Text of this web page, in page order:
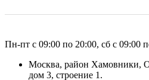
Пн-пт с 09:00 по 20:00, сб с 09:00
Москва, район Хамовники,
дом 3, строение 1.